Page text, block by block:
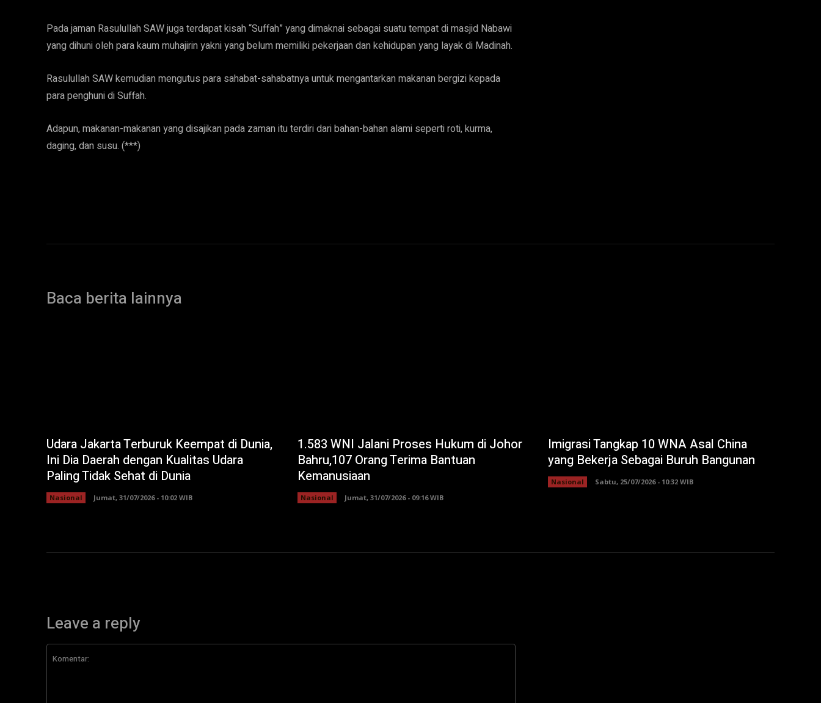
Pada jaman Rasulullah SAW juga terdapat kisah “Suffah” yang dimaknai sebagai suatu tempat di masjid Nabawi
yang dihuni oleh para kaum muhajirin yakni yang belum memiliki pekerjaan dan kehidupan yang layak di Madinah.
Rasulullah SAW kemudian mengutus para sahabat-sahabatnya untuk mengantarkan makanan bergizi kepada
para penghuni di Suffah.
Adapun, makanan-makanan yang disajikan pada zaman itu terdiri dari bahan-bahan alami seperti roti, kurma,
daging, dan susu. (***)
Baca berita lainnya
Udara Jakarta Terburuk Keempat di Dunia,
Ini Dia Daerah dengan Kualitas Udara
Paling Tidak Sehat di Dunia
Nasional Jumat, 31/07/2026 - 10:02 WIB
1.583 WNI Jalani Proses Hukum di Johor
Bahru,107 Orang Terima Bantuan
Kemanusiaan
Nasional Jumat, 31/07/2026 - 09:16 WIB
Imigrasi Tangkap 10 WNA Asal China
yang Bekerja Sebagai Buruh Bangunan
Nasional Sabtu, 25/07/2026 - 10:32 WIB
Leave a reply